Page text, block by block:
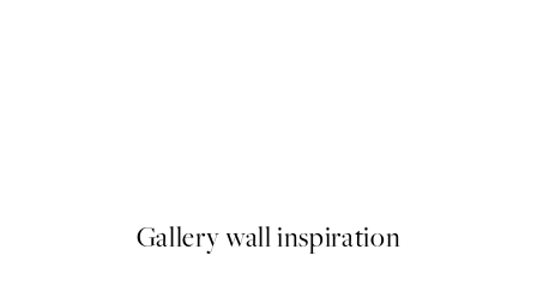
Gallery wall inspiration